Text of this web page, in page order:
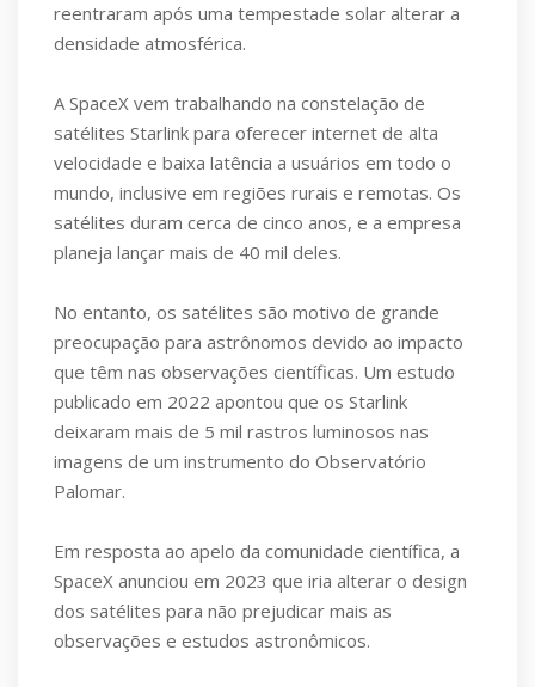
reentraram após uma tempestade solar alterar a
densidade atmosférica.
A SpaceX vem trabalhando na constelação de
satélites Starlink para oferecer internet de alta
velocidade e baixa latência a usuários em todo o
mundo, inclusive em regiões rurais e remotas. Os
satélites duram cerca de cinco anos, e a empresa
planeja lançar mais de 40 mil deles.
No entanto, os satélites são motivo de grande
preocupação para astrônomos devido ao impacto
que têm nas observações científicas. Um estudo
publicado em 2022 apontou que os Starlink
deixaram mais de 5 mil rastros luminosos nas
imagens de um instrumento do Observatório
Palomar.
Em resposta ao apelo da comunidade científica, a
SpaceX anunciou em 2023 que iria alterar o design
dos satélites para não prejudicar mais as
observações e estudos astronômicos.